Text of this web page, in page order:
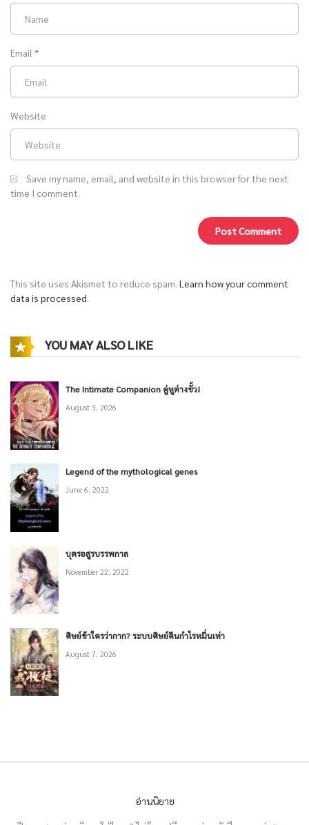
Email *
Website
Save my name, email, and website in this browser for the next
time I comment.
This site uses Akismet to reduce spam. Learn how your comment
data is processed.
YOU MAY ALSO LIKE
The Intimate Companion คู่หูต่างขั้ว!
August 3, 2026
Legend of the mythological genes
June 6, 2022
บุตรอสูรบรรพกาล
November 22, 2022
ศิษย์ข้าใครว่ากาก? ระบบศิษย์คืนกำไรหมื่นเท่า
August 7, 2026
อ่านนิยาย